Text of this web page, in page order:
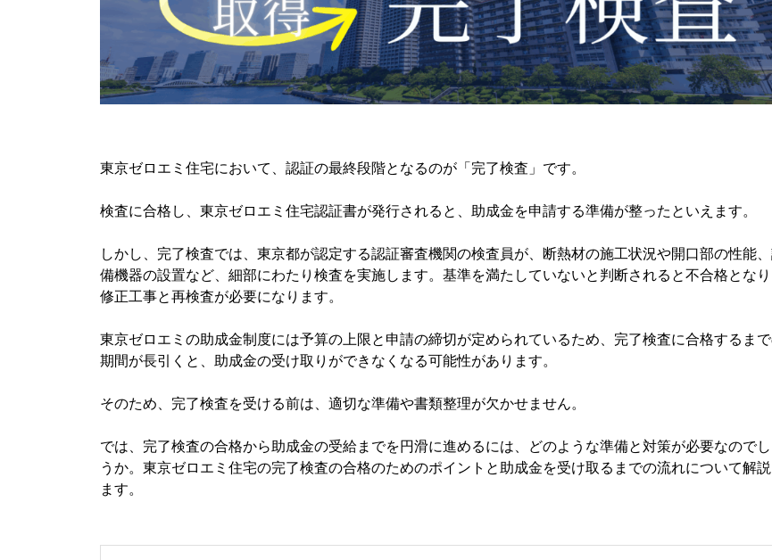
東京ゼロエミ住宅において、認証の最終段階となるのが「完了検査」です。
検査に合格し、東京ゼロエミ住宅認証書が発行されると、助成金を申請する準備が整ったといえます。
しかし、完了検査では、東京都が認定する認証審査機関の検査員が、断熱材の施工状況や開口部の性能
備機器の設置など、細部にわたり検査を実施します。基準を満たしていないと判断されると不合格となり
修正工事と再検査が必要になります。
東京ゼロエミの助成金制度には予算の上限と申請の締切が定められているため、完了検査に合格するま
期間が長引くと、助成金の受け取りができなくなる可能性があります。
そのため、完了検査を受ける前は、適切な準備や書類整理が欠かせません。
では、完了検査の合格から助成金の受給までを円滑に進めるには、どのような準備と対策が必要なのでし
うか。東京ゼロエミ住宅の完了検査の合格のためのポイントと助成金を受け取るまでの流れについて解説
ます。